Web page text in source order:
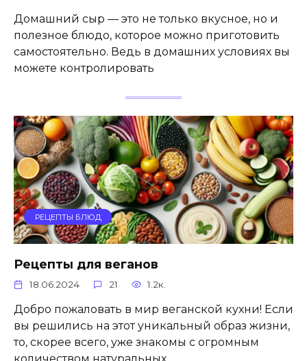
Домашний сыр — это не только вкусное, но и
полезное блюдо, которое можно приготовить
самостоятельно. Ведь в домашних условиях вы
можете контролировать
РЕЦЕПТЫ БЛЮД
Рецепты для веганов
18.06.2024 21 1.2к.
Добро пожаловать в мир веганской кухни! Если
вы решились на этот уникальный образ жизни,
то, скорее всего, уже знакомы с огромным